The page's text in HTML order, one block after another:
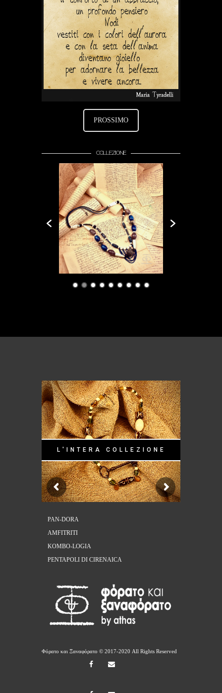
PROSSIMO
COLLEZIONE
L'INTERA COLLEZIONE
PAN-DORA
AMFITRITI
KOMBO-LOGIA
PENTAPOLI DI CIRENAICA
Φόρατο και Ξαναφόρατο © 2017-2020 All Rights Reserved